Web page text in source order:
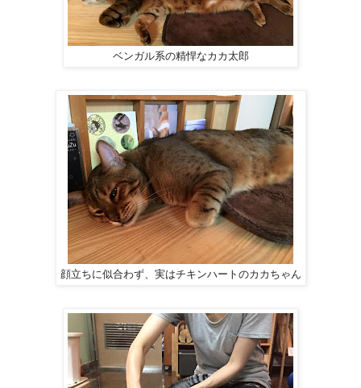
ベンガル系の精悍なカカ太郎
顔立ちに似合わず、実はチキンハートのカカちゃん